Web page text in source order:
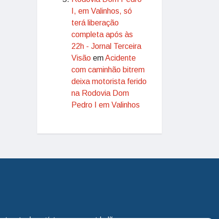
I, em Valinhos, só
terá liberação
completa após às
22h - Jornal Terceira
Visão emAcidente
com caminhão bitrem
deixa motorista ferido
na Rodovia Dom
Pedro I em Valinhos